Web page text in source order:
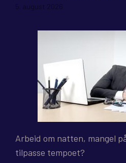
5. august 2026
Arbeid om natten, mangel
tilpasse tempoet?